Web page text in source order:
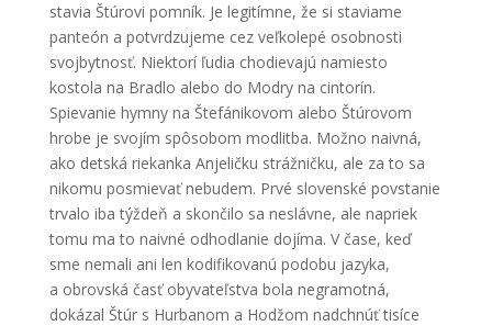
stavia Štúrovi pomník. Je legitímne, že si staviame
panteón a potvrdzujeme cez veľkolepé osobnosti
svojbytnosť. Niektorí ľudia chodievajú namiesto
kostola na Bradlo alebo do Modry na cintorín.
Spievanie hymny na Štefánikovom alebo Štúrovom
hrobe je svojím spôsobom modlitba. Možno naivná,
ako detská riekanka Anjeličku strážničku, ale za to sa
nikomu posmievať nebudem. Prvé slovenské povstanie
trvalo iba týždeň a skončilo sa neslávne, ale napriek
tomu ma to naivné odhodlanie dojíma. V čase, keď
sme nemali ani len kodifikovanú podobu jazyka,
a obrovská časť obyvateľstva bola negramotná,
dokázal Štúr s Hurbanom a Hodžom nadchnúť tisíce